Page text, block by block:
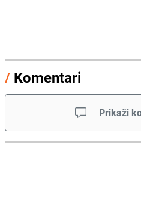
/ Komentari
Prikaži